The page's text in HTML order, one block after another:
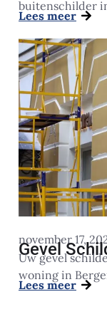
buitenschilder
Lees meer
november 17,
Gevel
Uw gevel
woning in
Lees meer